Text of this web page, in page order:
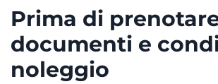
Prima di
documenti e
noleggio